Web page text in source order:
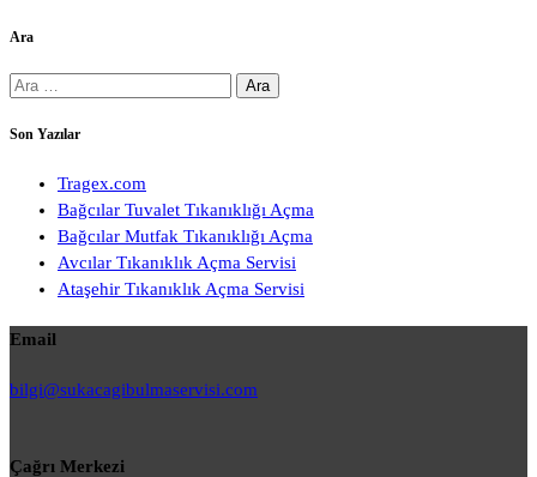
Ara
Arama:
Son Yazılar
Tragex.com
Bağcılar Tuvalet Tıkanıklığı Açma
Bağcılar Mutfak Tıkanıklığı Açma
Avcılar Tıkanıklık Açma Servisi
Ataşehir Tıkanıklık Açma Servisi
Email
bilgi@sukacagibulmaservisi.com
Çağrı Merkezi